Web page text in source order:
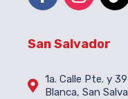
San Salvador
 1a. Calle Pte. y
Blanca, San